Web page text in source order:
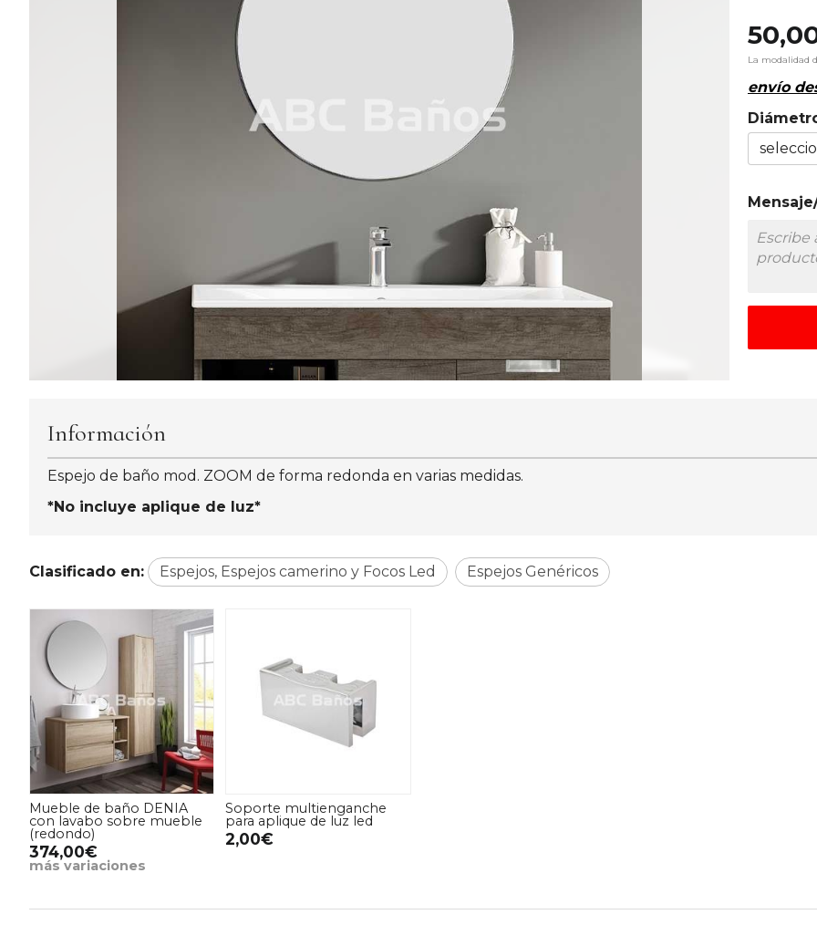
La modalidad
envío
Información
Espejo de baño mod. ZOOM de forma redonda en varias medidas.
*No incluye aplique de luz*
Clasificado en: Espejos, Espejos camerino y Focos Led Espejos Genéricos
Mueble de baño DENIA
con lavabo sobre mueble
(redondo)
374,00€
más variaciones
Soporte multienganche
para aplique de luz led
2,00€